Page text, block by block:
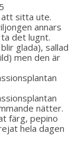
sitta ute.
annars
det lugnt.
glada), sallad
men den är
nätter.
färg, pepino
hela dagen